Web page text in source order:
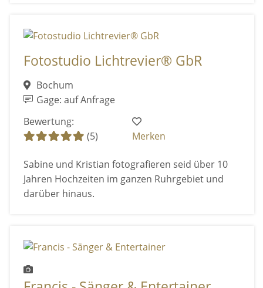
Fotostudio Lichtrevier® GbR
Bochum
Gage: auf Anfrage
Bewertung:
(5)
Merken
Sabine und Kristian fotografieren seid über 10
Jahren Hochzeiten im ganzen Ruhrgebiet und
darüber hinaus.